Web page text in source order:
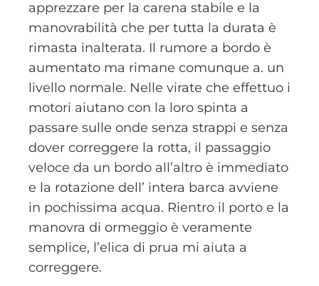
apprezzare per la carena stabile e la
manovrabilità che per tutta la durata è
rimasta inalterata. Il rumore a bordo è
aumentato ma rimane comunque a. un
livello normale. Nelle virate che effettuo i
motori aiutano con la loro spinta a
passare sulle onde senza strappi e senza
dover correggere la rotta, il passaggio
veloce da un bordo all’altro è immediato
e la rotazione dell’ intera barca avviene
in pochissima acqua. Rientro il porto e la
manovra di ormeggio è veramente
semplice, l’elica di prua mi aiuta a
correggere.